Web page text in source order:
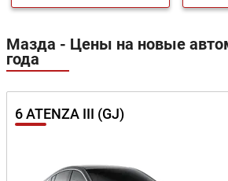
Мазда - Цены на новые
года
6 ATENZA III (GJ)